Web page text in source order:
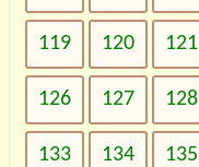
119 120 121
126 127 128
133 134 135